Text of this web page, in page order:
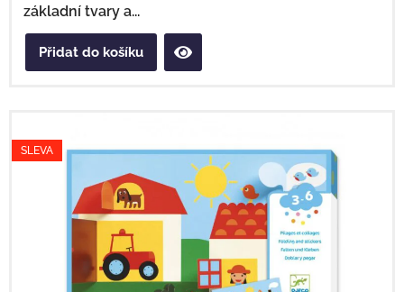
základní tvary a...
Přidat do košíku
SLEVA